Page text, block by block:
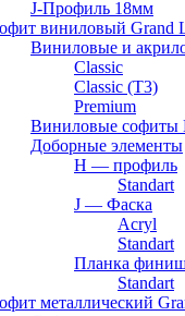
J-Профиль 18мм
виниловый Grand
Виниловые и
Classic
Classic (T3)
Premium
Виниловые софиты
Доборные элементы
H — профиль
Standart
J — Фаска
Acryl
Standart
Планка
Standart
металлический